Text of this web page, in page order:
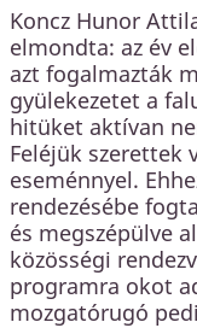
Koncz Hunor
elmondta: az év
azt fogalmazták
gyülekezetet a
hitüket aktívan
Feléjük szerettek
eseménnyel.
rendezésébe
és megszépülve
közösségi
programra okot
mozgatórugó